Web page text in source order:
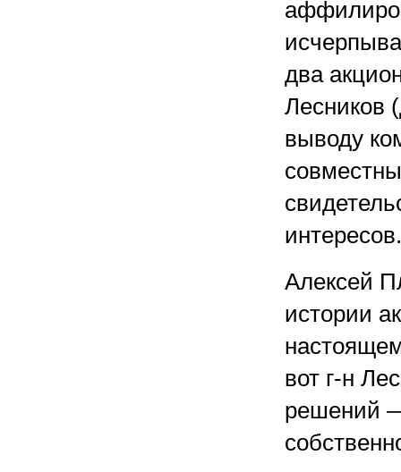
два
Лесников
выводу
интересов.
Алексей
истории
вот г-н
решений —